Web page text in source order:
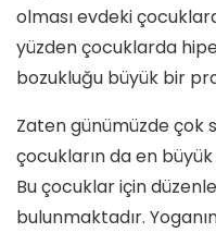
olması evdeki
yüzden çocuklarda
bozukluğu büyük bir
Zaten günümüzde çok
çocukların da en
Bu çocuklar için
bulunmaktadır.